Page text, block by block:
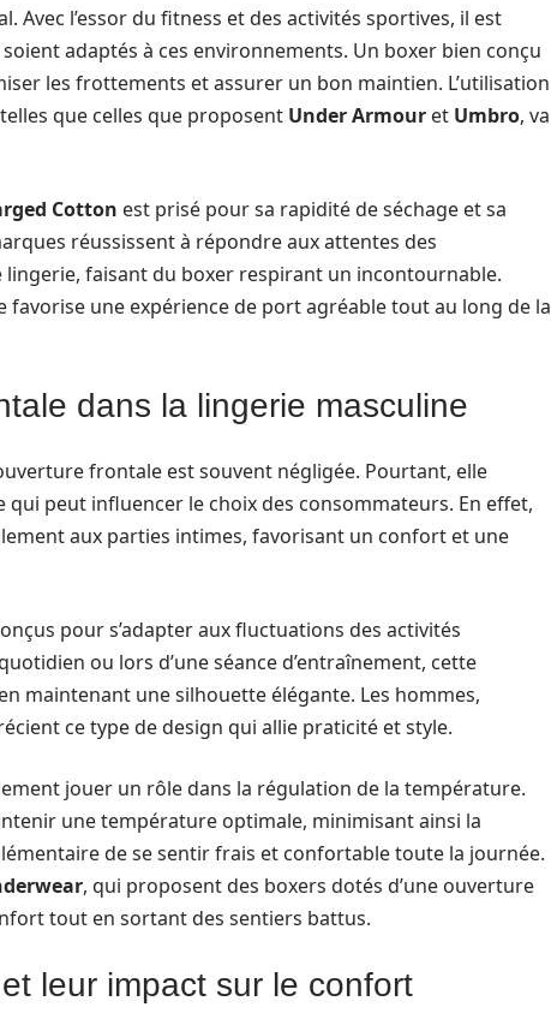
Avec l’essor du fitness et des activités sportives, il est
adaptés à ces environnements. Un boxer bien conçu
les frottements et assurer un bon maintien. L’utilisation
que celles que proposent Under Armour et Umbro, va
Cotton est prisé pour sa rapidité de séchage et sa
réussissent à répondre aux attentes des
faisant du boxer respirant un incontournable.
favorise une expérience de port agréable tout au long de la
dans la lingerie masculine
frontale est souvent négligée. Pourtant, elle
peut influencer le choix des consommateurs. En effet,
aux parties intimes, favorisant un confort et une
pour s’adapter aux fluctuations des activités
ou lors d’une séance d’entraînement, cette
maintenant une silhouette élégante. Les hommes,
ce type de design qui allie praticité et style.
jouer un rôle dans la régulation de la température.
une température optimale, minimisant ainsi la
de se sentir frais et confortable toute la journée.
, qui proposent des boxers dotés d’une ouverture
tout en sortant des sentiers battus.
leur impact sur le confort